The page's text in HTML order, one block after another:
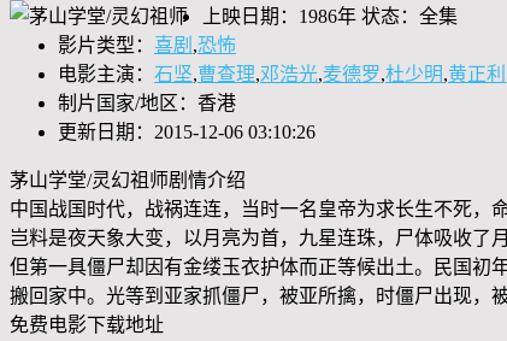
上映日期：1986年 状态：全集
影片类型： 喜剧 ,恐怖
电影主演： 石坚,曹查理,邓浩光,麦德罗,杜少明,黄正利
制片国家/地区：香港
更新日期：2015-12-06 03:10:26
茅山学堂/灵幻祖师剧情介绍
中国战国时代，战祸连连，当时一名皇帝为求长生不死，
岂料是夜天象大变，以月亮为首，九星连珠，尸体吸收了
但第一具僵尸却因有金缕玉衣护体而正等候出土。民国初
搬回家中。光等到亚家抓僵尸，被亚所擒，时僵尸出现，
免费电影下载地址